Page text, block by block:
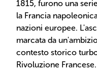
1815, furono una
la Francia
nazioni europee.
marcata da
contesto storico
Rivoluzione